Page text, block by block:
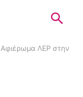
ΛΕΡ στην